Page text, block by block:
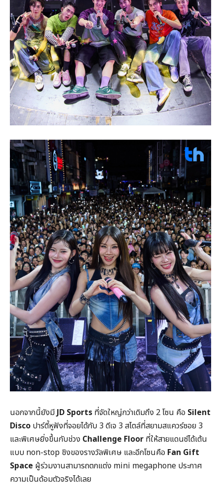
นอกจากนี้ยังมีJD Sports ที่จัดใหญ่กว่าเดิมถึง 2 โซน คือ Silent
Disco ปาร์ตี้หูฟังที่จอยได้กับ 3 ดีเจ 3 สไตล์ที่สยามสแควร์ซอย 3
และพิเศษยิ่งขึ้นกับช่วง Challenge Floor ที่ให้สายแดนซ์ได้เต้น
แบบ non-stop ชิงของรางวัลพิเศษ และอีกโซนคือ Fan Gift
Space ผู้ร่วมงานสามารถตกแต่ง mini megaphone ประกาศ
ความเป็นด้อมตัวจริงได้เลย